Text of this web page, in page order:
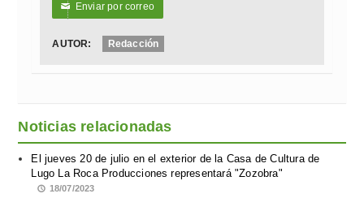
✉ Enviar por correo
AUTOR: Redacción
Noticias relacionadas
El jueves 20 de julio en el exterior de la Casa de Cultura de
Lugo La Roca Producciones representará "Zozobra"
18/07/2023